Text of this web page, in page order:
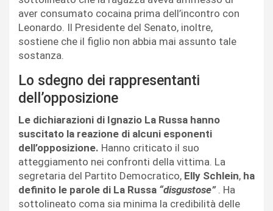
aver consumato cocaina prima dell’incontro con
Leonardo. Il Presidente del Senato, inoltre,
sostiene che il figlio non abbia mai assunto tale
sostanza.
Lo sdegno dei rappresentanti
dell’opposizione
Le dichiarazioni di Ignazio La Russa hanno
suscitato la reazione di alcuni esponenti
dell’opposizione. Hanno criticato il suo
atteggiamento nei confronti della vittima. La
segretaria del Partito Democratico, Elly Schlein, ha
definito le parole di La Russa “disgustose”. Ha
sottolineato coma sia minima la credibilità delle